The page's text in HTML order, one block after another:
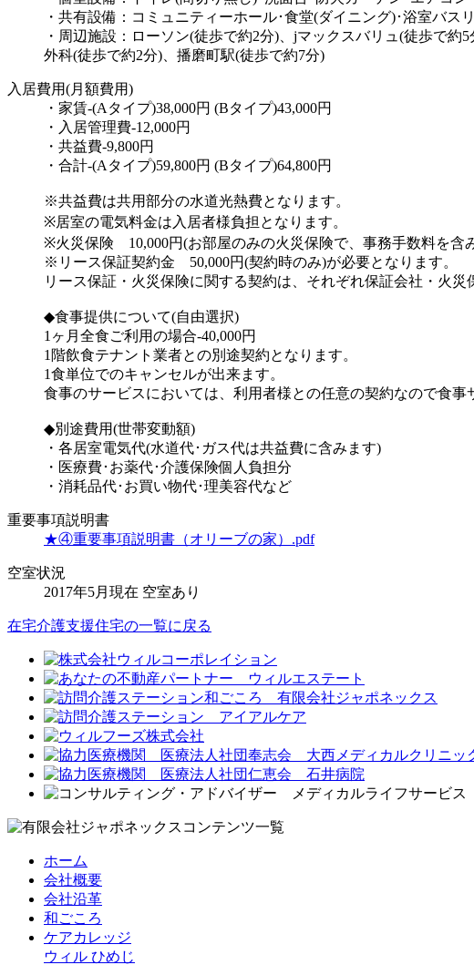
・共有設備：コミュニティーホール･食堂(ダイニング)･浴室バス
・周辺施設：ローソン(徒歩で約2分)、jマックスバリュ(徒歩で
外科(徒歩で約2分)、播磨町駅(徒歩で約7分)
入居費用(月額費用)
・家賃-(Aタイプ)38,000円 (Bタイプ)43,000円
・入居管理費-12,000円
・共益費-9,800円
・合計-(Aタイプ)59,800円 (Bタイプ)64,800円
※共益費は共用部分の水道光熱費となります。
※居室の電気料金は入居者様負担となります。
※火災保険 10,000円(お部屋のみの火災保険で、事務手数料を含
※リース保証契約金 50,000円(契約時のみ)が必要となります。
リース保証・火災保険に関する契約は、それぞれ保証会社・火災
◆食事提供について(自由選択)
1ヶ月全食ご利用の場合-40,000円
1階飲食テナント業者との別途契約となります。
1食単位でのキャンセルが出来ます。
食事のサービスにおいては、利用者様との任意の契約なので食事
◆別途費用(世帯変動額)
・各居室電気代(水道代･ガス代は共益費に含みます)
・医療費･お薬代･介護保険個人負担分
・消耗品代･お買い物代･理美容代など
重要事項説明書
★④重要事項説明書（オリーブの家）.pdf
空室状況
2017年5月現在 空室あり
在宅介護支援住宅の一覧に戻る
ホーム
会社概要
会社沿革
和ごころ
ケアカレッジ
ウィル ひめじ